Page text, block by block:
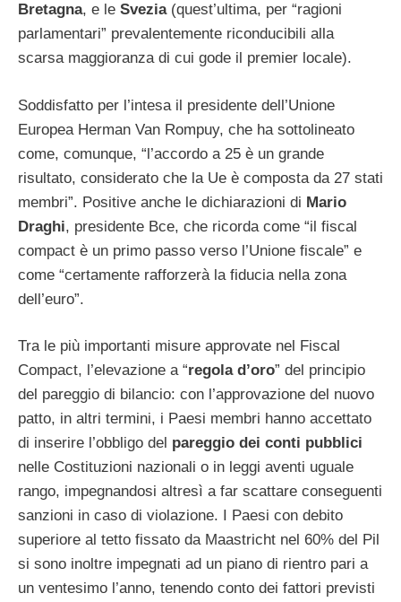
Bretagna, e le Svezia(quest’ultima, per “ragioni
parlamentari” prevalentemente riconducibili alla
scarsa maggioranza di cui gode il premier locale).
Soddisfatto per l’intesa il presidente dell’Unione
Europea Herman Van Rompuy, che ha sottolineato
come, comunque, “l’accordo a 25 è un grande
risultato, considerato che la Ue è composta da 27 stati
membri”. Positive anche le dichiarazioni di Mario
Draghi, presidente Bce, che ricorda come “il fiscal
compact è un primo passo verso l’Unione fiscale” e
come “certamente rafforzerà la fiducia nella zona
dell’euro”.
Tra le più importanti misure approvate nel Fiscal
Compact, l’elevazione a “regola d’oro” del principio
del pareggio di bilancio: con l’approvazione del nuovo
patto, in altri termini, i Paesi membri hanno accettato
di inserire l’obbligo del pareggio dei conti pubblici
nelle Costituzioni nazionali o in leggi aventi uguale
rango, impegnandosi altresì a far scattare conseguenti
sanzioni in caso di violazione. I Paesi con debito
superiore al tetto fissato da Maastricht nel 60% del Pil
si sono inoltre impegnati ad un piano di rientro pari a
un ventesimo l’anno, tenendo conto dei fattori previsti